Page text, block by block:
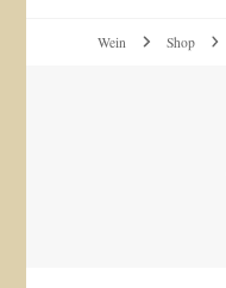
Wein Shop